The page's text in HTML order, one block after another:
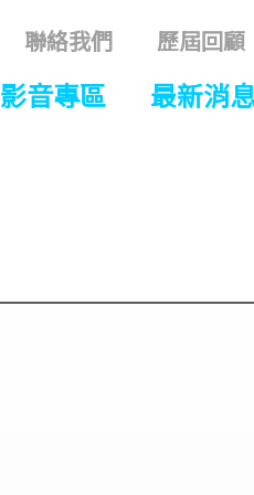
聯絡我們 歷屆回顧
影音專區 最新消